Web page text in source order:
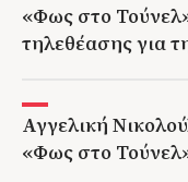
«Φως στο
τηλεθέασης για
Αγγελική
«Φως στο